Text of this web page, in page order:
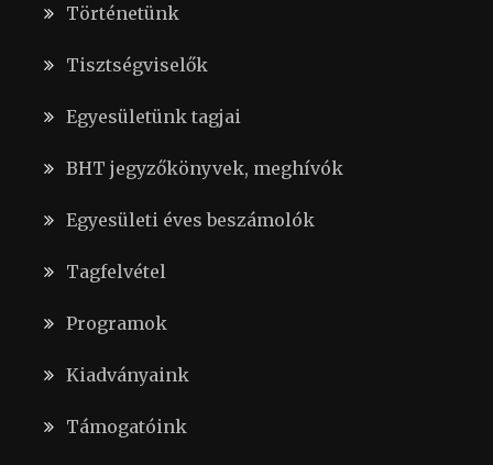
Történetünk
Tisztségviselők
Egyesületünk tagjai
BHT jegyzőkönyvek, meghívók
Egyesületi éves beszámolók
Tagfelvétel
Programok
Kiadványaink
Támogatóink